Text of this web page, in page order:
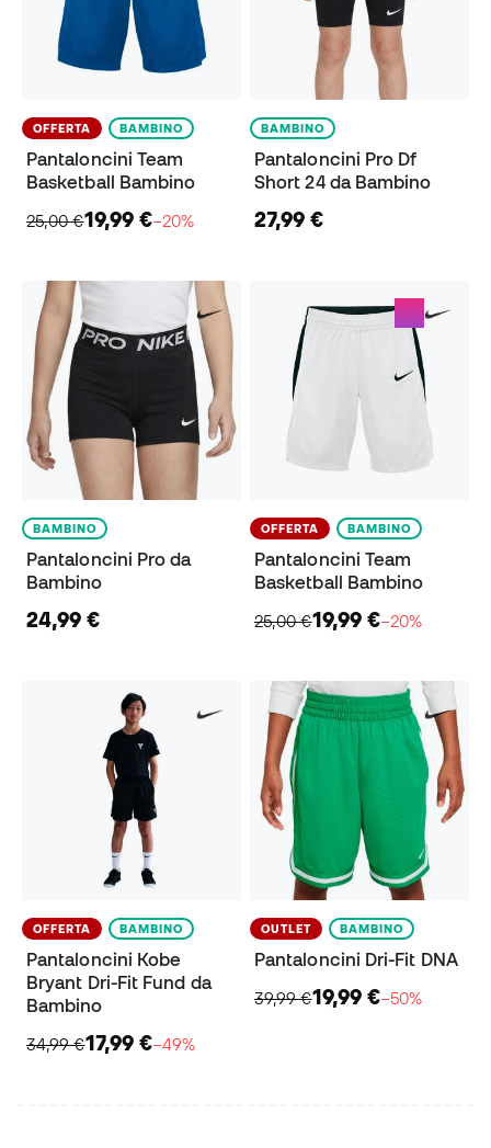
OFFERTA BAMBINO
Pantaloncini Team
Basketball Bambino
25,00 €19,99 €−20%
BAMBINO
Pantaloncini Pro Df
Short 24 da Bambino
27,99 €
BAMBINO
Pantaloncini Pro da
Bambino
24,99 €
OFFERTA BAMBINO
Pantaloncini Team
Basketball Bambino
25,00 €19,99 €−20%
OFFERTA BAMBINO
Pantaloncini Kobe
Bryant Dri-Fit Fund da
Bambino
34,99 €17,99 €−49%
OUTLET BAMBINO
Pantaloncini Dri-Fit DNA
39,99 €19,99 €−50%